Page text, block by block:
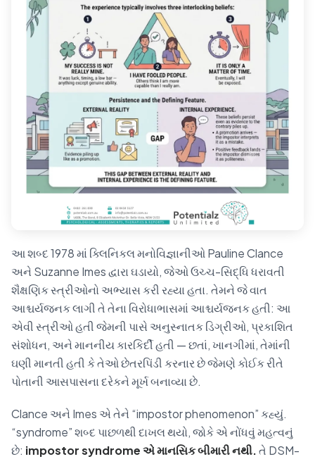
આ શબ્દ 1978 માં ક્લિનિકલ મનોવિજ્ઞાનીઓ Pauline Clance
અને Suzanne Imes દ્વારા ઘડાયો, જેઓ ઉચ્ચ-સિદ્ધિ ધરાવતી
શૈક્ષણિક સ્ત્રીઓનો અભ્યાસ કરી રહ્યા હતા. તેમને જે વાત
આશ્ચર્યજનક લાગી તે તેના વિરોધાભાસમાં આશ્ચર્યજનક હતી: આ
એવી સ્ત્રીઓ હતી જેમની પાસે અનુસ્નાતક ડિગ્રીઓ, પ્રકાશિત
સંશોધન, અને માનનીય કારકિર્દી હતી — છતાં, ખાનગીમાં, તેમાંની
ઘણી માનતી હતી કે તેઓ છેતરપિંડી કરનાર છે જેમણે કોઈક રીતે
પોતાની આસપાસના દરેકને મૂર્ખ બનાવ્યા છે.
Clance અને Imes એ તેને “impostor phenomenon” કહ્યું.
“syndrome” શબ્દ પાછળથી દાખલ થયો, જોકે એ નોંધવું મહત્વનું
છે: impostor syndrome એ માનસિક બીમારી નથી.તે DSM-